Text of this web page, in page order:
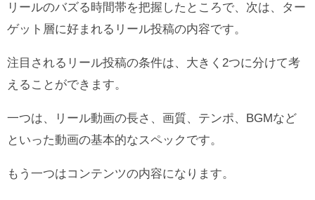
リールのバズる時間帯を把握したところで、次は、ター
ゲット層に好まれるリール投稿の内容です。
注目されるリール投稿の条件は、大きく2つに分けて考
えることができます。
一つは、リール動画の長さ、画質、テンポ、BGMなど
といった動画の基本的なスペックです。
もう一つはコンテンツの内容になります。